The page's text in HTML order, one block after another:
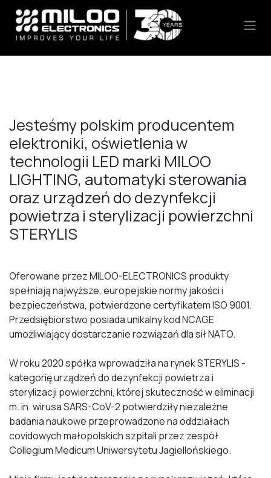
Skip to Content
Jesteśmy polskim producentem
elektroniki, oświetlenia w
technologii LED marki MILOO
LIGHTING, automatyki sterowania
oraz urządzeń do dezynfekcji
powietrza i sterylizacji powierzchni
STERYLIS
Oferowane przez MILOO-ELECTRONICS produkty
spełniają najwyższe, europejskie normy jakości i
bezpieczeństwa, potwierdzone certyfikatem ISO 9001.
Przedsiębiorstwo posiada unikalny kod NCAGE
umożliwiający dostarczanie rozwiązań dla sił NATO.
W roku 2020 spółka wprowadziła na rynek STERYLIS -
kategorię urządzeń do dezynfekcji powietrza i
sterylizacji powierzchni, której skuteczność w eliminacji
m. in. wirusa SARS-CoV-2 potwierdziły niezależne
badania naukowe przeprowadzone na oddziałach
covidowych małopolskich szpitali przez zespół
Collegium Medicum Uniwersytetu Jagiellońskiego.